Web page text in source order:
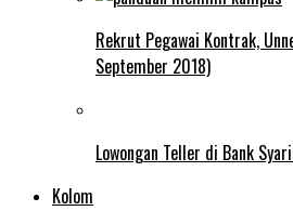
Rekrut Pegawai Kontrak,
September 2018)
Lowongan Teller di Bank
Kolom